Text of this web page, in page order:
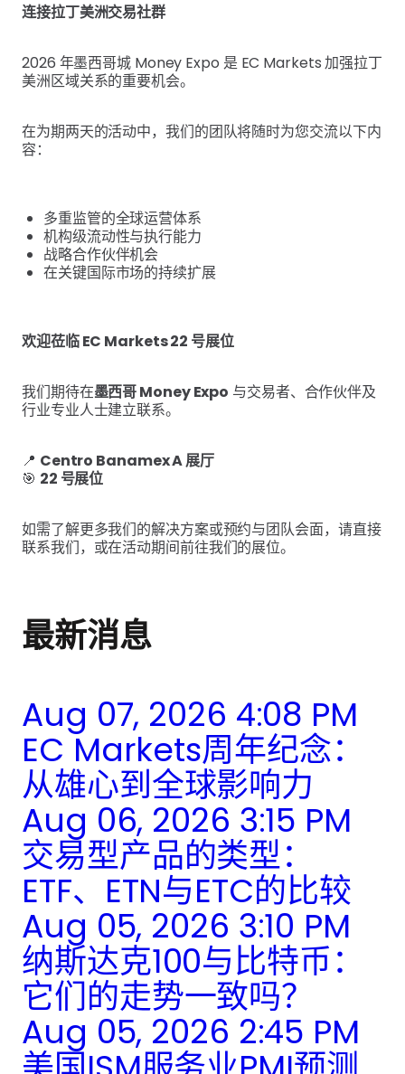
连接拉丁美洲交易社群
2026 年墨西哥城 Money Expo 是 EC Markets 加强拉丁
美洲区域关系的重要机会。
在为期两天的活动中，我们的团队将随时为您交流以下内
容：
多重监管的全球运营体系
机构级流动性与执行能力
战略合作伙伴机会
在关键国际市场的持续扩展
欢迎莅临 EC Markets 22 号展位
我们期待在墨西哥 Money Expo 与交易者、合作伙伴及
行业专业人士建立联系。
📍 Centro Banamex A 展厅
🎯 22 号展位
如需了解更多我们的解决方案或预约与团队会面，请直接
联系我们，或在活动期间前往我们的展位。
最新消息
Aug 07, 2026 4:08 PM
EC Markets周年纪念：
从雄心到全球影响力
Aug 06, 2026 3:15 PM
交易型产品的类型：
ETF、ETN与ETC的比较
Aug 05, 2026 3:10 PM
纳斯达克100与比特币：
它们的走势一致吗？
Aug 05, 2026 2:45 PM